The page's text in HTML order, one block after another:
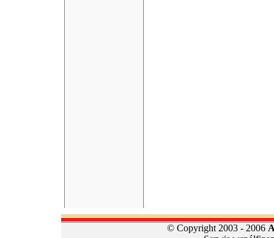
© Copyright 2003 - 2006